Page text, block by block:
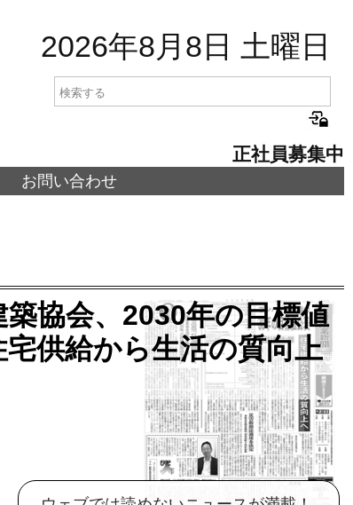
2026年8月8日 土曜日
正社員募集中
お問い合わせ
協会、2030年の目標値
供給から生活の質向上